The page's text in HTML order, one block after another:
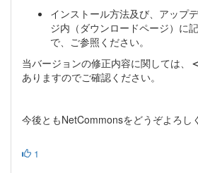
インストール方法及び、アップ
ジ内（ダウンロードページ）に
で、ご参照ください。
当バージョンの修正内容に関しては、
＜
ありますのでご確認ください。
今後ともNetCommonsをどうぞよろし
1